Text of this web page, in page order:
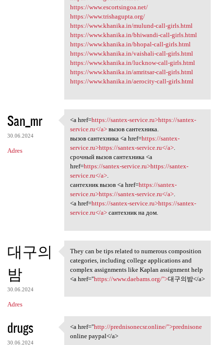
https://www.escortsingoa.net/
https://www.trishagupta.org/
https://www.khanika.in/mulund-call-girls.html
https://www.khanika.in/bhiwandi-call-girls.html
https://www.khanika.in/bhopal-call-girls.html
https://www.khanika.in/vaishali-call-girls.html
https://www.khanika.in/lucknow-call-girls.html
https://www.khanika.in/amritsar-call-girls.html
https://www.khanika.in/aerocity-call-girls.html
San_mr
30.06.2024
Adres
<a href=https://santex
<a href=https://santex-service.ru>https://santex-
service.ru</a>вызов сантехника.
вызов сантехника <a href=https://santex-
service.ru>https://santex-service.ru</a>.
срочный вызов сантехника <a
href=https://santex-service.ru>https://santex-
service.ru</a>.
сантехник вызов <a href=https://santex-
service.ru>https://santex-service.ru</a>.
<a href=https://santex-service.ru>https://santex-
service.ru</a>сантехник на дом.
대구의
밤
30.06.2024
Adres
They can be tips related to
They can be tips related to numerous composition
categories, including college applications and
complex assignments like Kaplan assignment help
<a href="https://www.daebams.org/">대구의밤</a>
drugs
30.06.2024
<a href="http://prednisonecsr
<a href="http://prednisonecsr.online/">prednisone
online paypal</a>